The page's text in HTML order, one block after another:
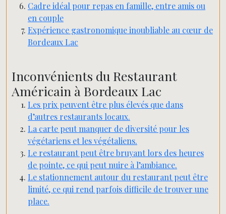
Cadre idéal pour repas en famille, entre amis ou
en couple
Expérience gastronomique inoubliable au cœur de
Bordeaux Lac
Inconvénients du Restaurant
Américain à Bordeaux Lac
Les prix peuvent être plus élevés que dans
d’autres restaurants locaux.
La carte peut manquer de diversité pour les
végétariens et les végétaliens.
Le restaurant peut être bruyant lors des heures
de pointe, ce qui peut nuire à l’ambiance.
Le stationnement autour du restaurant peut être
limité, ce qui rend parfois difficile de trouver une
place.